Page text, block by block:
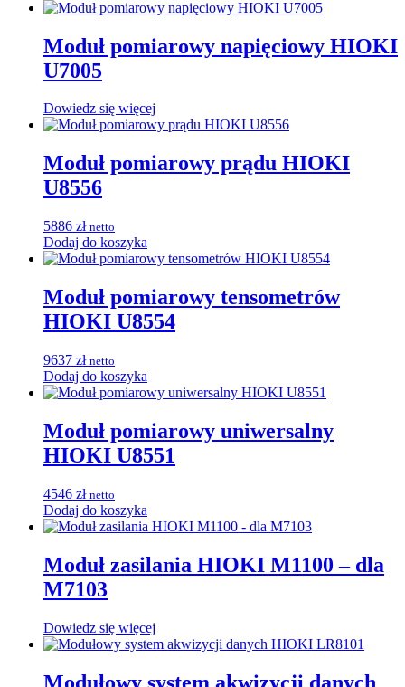
Moduł pomiarowy napięciowy HIOKI
U7005
Dowiedz się więcej
Moduł pomiarowy prądu HIOKI
U8556
5886 zł netto
Dodaj do koszyka
Moduł pomiarowy tensometrów
HIOKI U8554
9637 zł netto
Dodaj do koszyka
Moduł pomiarowy uniwersalny
HIOKI U8551
4546 zł netto
Dodaj do koszyka
Moduł zasilania HIOKI M1100 – dla
M7103
Dowiedz się więcej
Modułowy system akwizycji danych